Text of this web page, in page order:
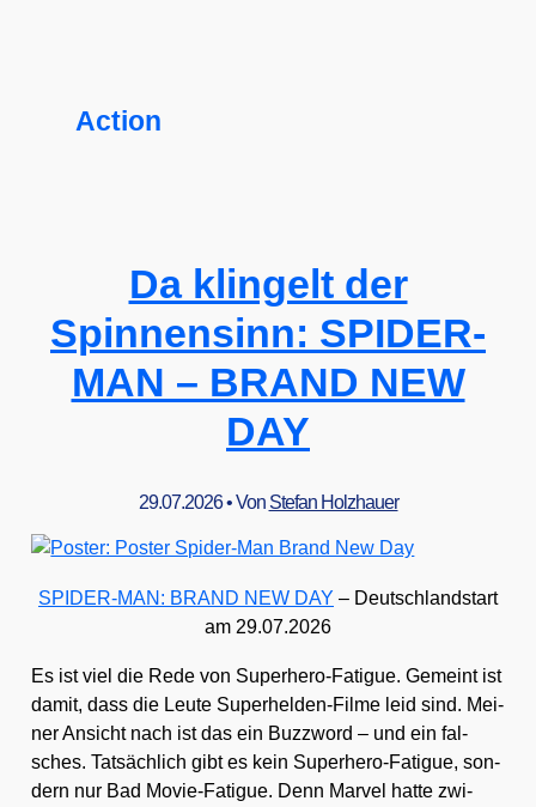
Action
Da klingelt der
Spinnensinn: SPIDER-
MAN – BRAND NEW
DAY
29.07.2026• Von Stefan Holzhauer
SPIDER-MAN: BRAND NEW DAY – Deutsch­land­start
am 29.07.2026
Es ist viel die Rede von Super­he­ro-Fati­gue. Gemeint ist
damit, dass die Leu­te Super­hel­den-Fil­me leid sind. Mei­
ner Ansicht nach ist das ein Buz­zword – und ein fal­
sches. Tat­säch­lich gibt es kein Super­he­ro-Fati­gue, son­
dern nur Bad Movie-Fati­gue. Denn Mar­vel hat­te zwi­